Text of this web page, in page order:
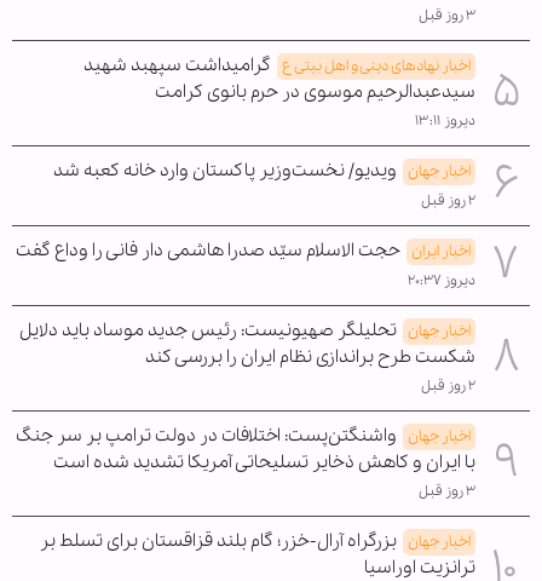
۳ روز قبل
اخبار نهادهای دینی و اهل بیتی ع گرامیداشت سپهبد شهید
سیدعبدالرحیم موسوی در حرم بانوی کرامت
دیروز ۱۳:۱۱
اخبار جهان ویدیو/ نخست‌وزیر پاکستان وارد خانه کعبه شد
۲ روز قبل
اخبار ایران حجت الاسلام سیّد صدرا هاشمی دار فانی را وداع گفت
دیروز ۲۰:۳۷
اخبار جهان تحلیلگر صهیونیست: رئیس جدید موساد باید دلایل
شکست طرح براندازی نظام ایران را بررسی کند
۲ روز قبل
اخبار جهان واشنگتن‌پست: اختلافات در دولت ترامپ بر سر جنگ
با ایران و کاهش ذخایر تسلیحاتی آمریکا تشدید شده است
۳ روز قبل
اخبار جهان بزرگراه آرال-خزر؛ گام بلند قزاقستان برای تسلط بر
ترانزیت اوراسیا